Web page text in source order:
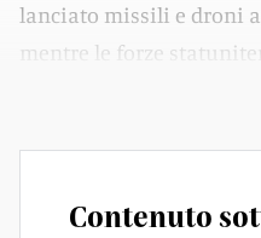
lanciato missili e droni
mentre le forze
Contenuto